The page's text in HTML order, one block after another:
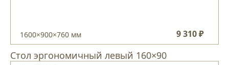
1600×900×760 мм 9 310 ₽
Стол эргономичный левый 160×90